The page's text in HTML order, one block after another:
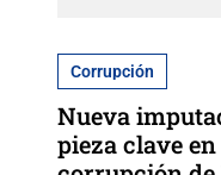
Corrupción
Nueva
pieza clave